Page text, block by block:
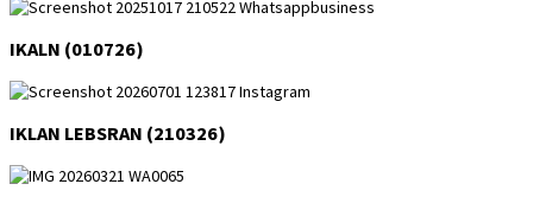
IKALN (010726)
IKLAN LEBSRAN (210326)